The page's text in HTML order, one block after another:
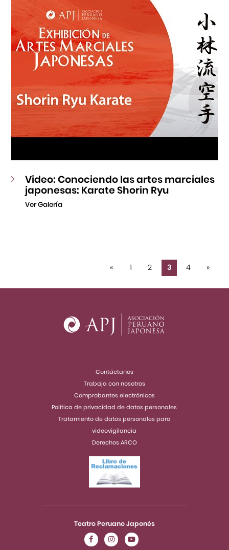
Video: Conociendo las artes marciales
japonesas: Karate Shorin Ryu
Ver Galería
« 1 2 3 4 »
Teatro Peruano Japonés
Contáctanos
Trabaja con nosotros
Comprobantes electrónicos
Política de privacidad de datos personales
Tratamiento de datos personales para
videovigilancia
Derechos ARCO